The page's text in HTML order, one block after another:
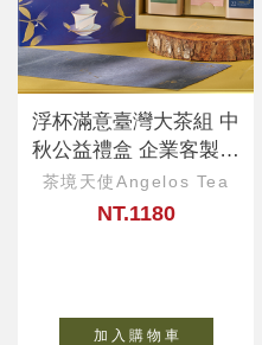
浮杯滿意臺灣大茶組 中
秋公益禮盒 企業客製、
ESG永續好禮
茶境天使Angelos Tea
NT.1180
加 入 購 物 車